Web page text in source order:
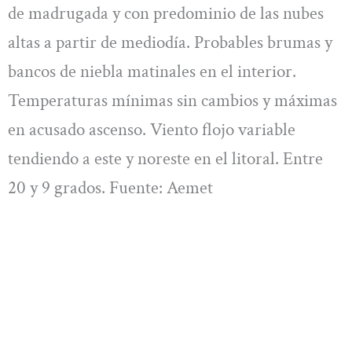
de madrugada y con predominio de las nubes
altas a partir de mediodía. Probables brumas y
bancos de niebla matinales en el interior.
Temperaturas mínimas sin cambios y máximas
en acusado ascenso. Viento flojo variable
tendiendo a este y noreste en el litoral. Entre
20 y 9 grados. Fuente: Aemet